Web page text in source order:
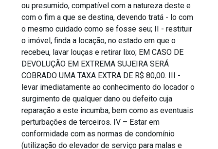
ou presumido, compatível com a natureza deste e
com o fim a que se destina, devendo tratá - lo com
o mesmo cuidado como se fosse seu; II - restituir
o imóvel, finda a locação, no estado em que o
recebeu, lavar louças e retirar lixo; EM CASO DE
DEVOLUÇÃO EM EXTREMA SUJEIRA SERÁ
COBRADO UMA TAXA EXTRA DE R$ 80,00. III -
levar imediatamente ao conhecimento do locador o
surgimento de qualquer dano ou defeito cuja
reparação a este incumba, bem como as eventuais
perturbações de terceiros. IV – Estar em
conformidade com as normas de condomínio
(utilização do elevador de serviço para malas e